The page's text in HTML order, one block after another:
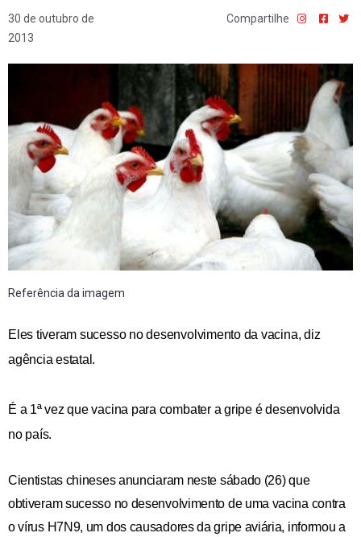
30 de outubro de
2013
Compartilhe
Referência da imagem
Eles tiveram sucesso no desenvolvimento da vacina, diz
agência estatal.
É a 1ª vez que vacina para combater a gripe é desenvolvida
no país.
Cientistas chineses anunciaram neste sábado (26) que
obtiveram sucesso no desenvolvimento de uma vacina contra
o vírus H7N9, um dos causadores da gripe aviária, informou a